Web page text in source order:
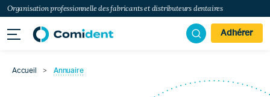
Organisation professionnelle des fabricants et distributeurs dentaires
Adhérer
Accueil > Annuaire